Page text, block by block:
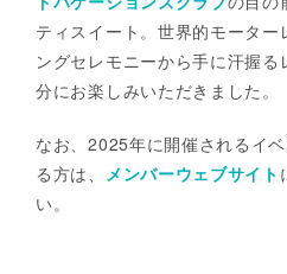
ティスイート。世界的モータ
ングセレモニーから手に汗握
分にお楽しみいただきました。
なお、2025年に開催されるイ
る方は、 メンバーウェブサイト
い。